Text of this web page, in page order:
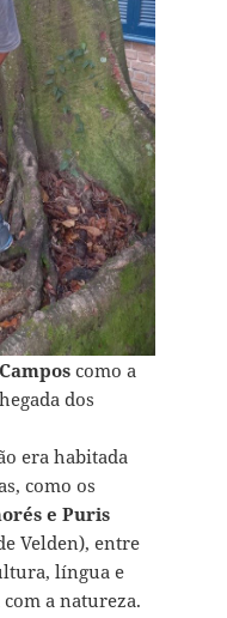
como a
dos
era habitada
como os
e Puris
Velden), entre
língua e
a natureza.